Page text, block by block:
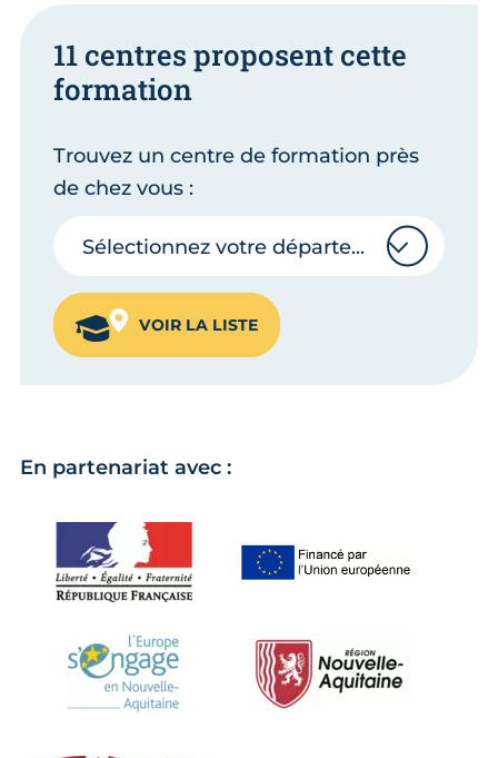
11 centres proposent cette
formation
Trouvez un centre de formation près
de chez vous :
Sélectionnez votre département
Sélectionnez votre département
VOIR LA LISTE
En partenariat avec :